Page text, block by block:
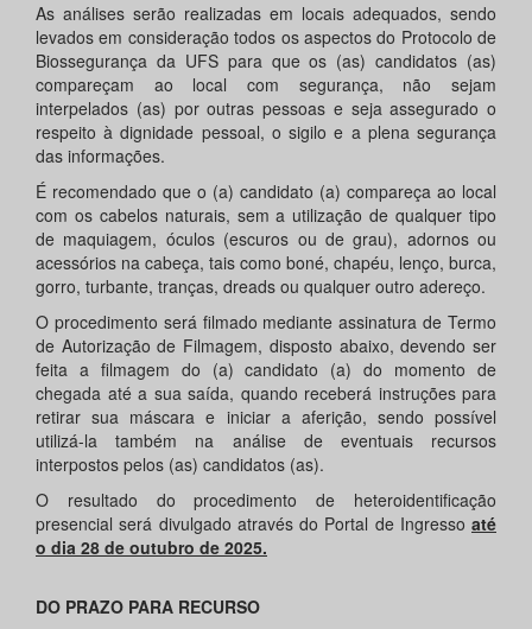
As análises serão realizadas em locais adequados, sendo
levados em consideração todos os aspectos do Protocolo de
Biossegurança da UFS para que os (as) candidatos (as)
compareçam ao local com segurança, não sejam
interpelados (as) por outras pessoas e seja assegurado o
respeito à dignidade pessoal, o sigilo e a plena segurança
das informações.
É recomendado que o (a) candidato (a) compareça ao local
com os cabelos naturais, sem a utilização de qualquer tipo
de maquiagem, óculos (escuros ou de grau), adornos ou
acessórios na cabeça, tais como boné, chapéu, lenço, burca,
gorro, turbante, tranças, dreads ou qualquer outro adereço.
O procedimento será filmado mediante assinatura de Termo
de Autorização de Filmagem, disposto abaixo, devendo ser
feita a filmagem do (a) candidato (a) do momento de
chegada até a sua saída, quando receberá instruções para
retirar sua máscara e iniciar a aferição, sendo possível
utilizá-la também na análise de eventuais recursos
interpostos pelos (as) candidatos (as).
O resultado do procedimento de heteroidentificação
presencial será divulgado através do Portal de Ingresso até
o dia 28 de outubro de 2025.
DO PRAZO PARA RECURSO